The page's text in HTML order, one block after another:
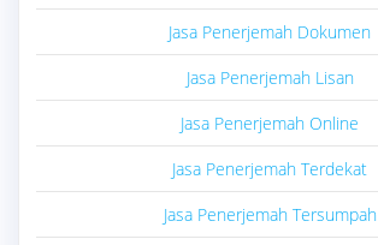
Jasa Penerjemah Dokumen
Jasa Penerjemah Lisan
Jasa Penerjemah Online
Jasa Penerjemah Terdekat
Jasa Penerjemah Tersumpah